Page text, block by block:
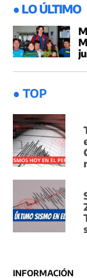
● LO ÚLTIMO
● TOP
INFORMACIÓN